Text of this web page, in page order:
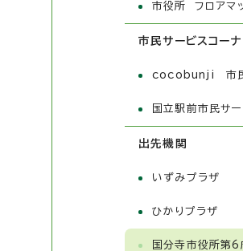
市役所 フロアマ
市民サービスコーナ
cocobunji 市民
国立駅前市民サー
出先機関
いずみプラザ
ひかりプラザ
国分寺市役所第6